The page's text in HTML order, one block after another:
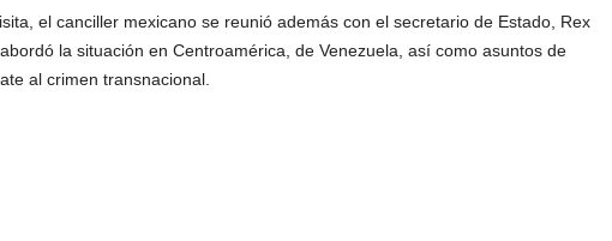
el canciller mexicano se reunió además con el secretario de Estado, Rex
la situación en Centroamérica, de Venezuela, así como asuntos de
al crimen transnacional.